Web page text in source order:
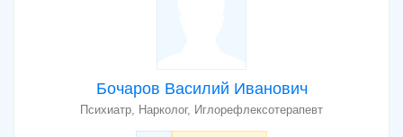
Бочаров Василий Иванович
Психиатр, Нарколог, Иглорефлексотерапевт